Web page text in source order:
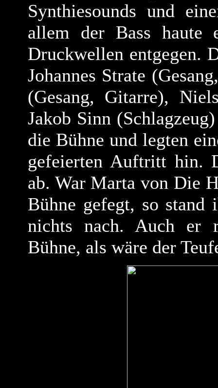
Synthiesounds und
allem der Bass haute
Druckwellen entgegen.
Johannes Strate
(Gesang, Gitarre),
Jakob Sinn
die Bühne und legten
gefeierten Auftritt hin.
ab. War Marta von Die
Bühne gefegt, so stand
nichts nach. Auch er
Bühne, als wäre der